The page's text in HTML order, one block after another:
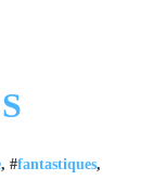
, #fantastiques,